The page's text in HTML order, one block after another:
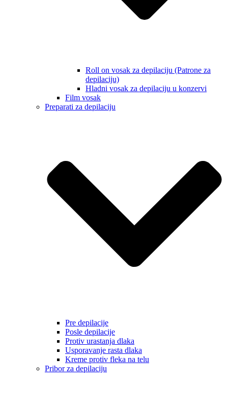
Roll on vosak za depilaciju (Patrone za
depilaciju)
Hladni vosak za depilaciju u konzervi
Film vosak
Preparati za depilaciju
Pre depilacije
Posle depilacije
Protiv urastanja dlaka
Usporavanje rasta dlaka
Kreme protiv fleka na telu
Pribor za depilaciju